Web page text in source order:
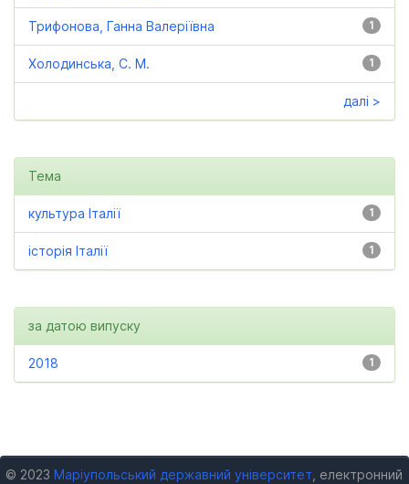
1
Трифонова, Ганна Валеріївна
1
Холодинська, С. М.
далі >
Тема
1
культура Італії
1
історія Італії
за датою випуску
1
2018
© 2023 Маріупольський державний університет , електронний